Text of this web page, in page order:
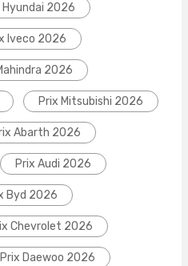
Hyundai 2026
Iveco 2026
2026
Prix Mitsubishi 2026
Abarth 2026
Prix Audi 2026
Byd 2026
Chevrolet 2026
Prix Daewoo 2026